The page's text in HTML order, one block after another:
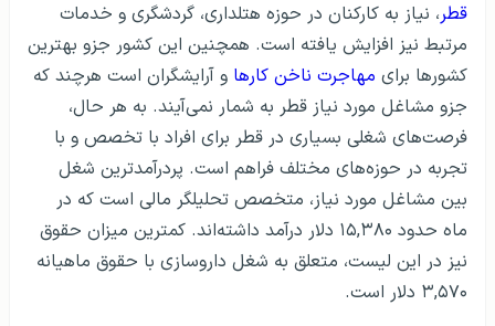
قطر، نیاز به کارکنان در حوزه هتلداری، گردشگری و خدمات
مرتبط نیز افزایش یافته است. همچنین این کشور جزو بهترین
کشورها برای مهاجرت ناخن کارها و آرایشگران است هرچند که
جزو مشاغل مورد نیاز قطر به شمار نمی‌آیند. به هر حال،
فرصت‌های شغلی بسیاری در قطر برای افراد با تخصص و با
تجربه در حوزه‌های مختلف فراهم است. پردرآمدترین شغل
بین مشاغل مورد نیاز، متخصص تحلیلگر مالی است که در
ماه حدود ۱۵,۳۸۰ دلار درآمد داشته‌اند. کمترین میزان حقوق
نیز در این لیست، متعلق به شغل داروسازی با حقوق ماهیانه
۳,۵۷۰ دلار است.